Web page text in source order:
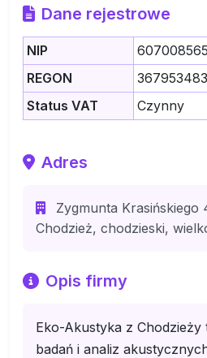
Dane rejestrowe
NIP
REGON
367953483
Status VAT
Czynny
Adres
Zygmunta Krasińskiego
Chodzież, chodzieski,
Opis firmy
Eko-Akustyka z
badań i analiz